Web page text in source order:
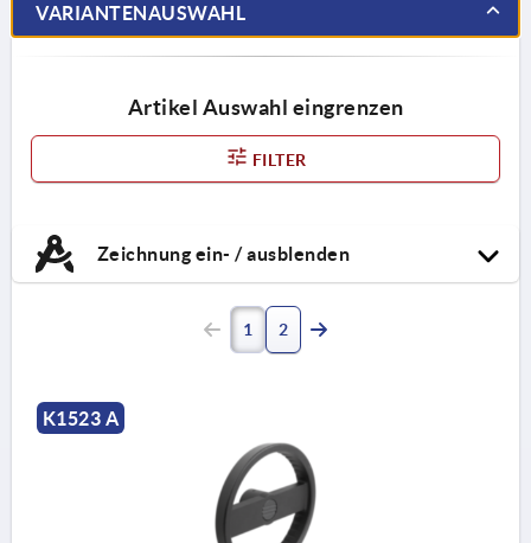
VARIANTENAUSWAHL
Artikel Auswahl eingrenzen
FILTER
Zeichnung ein- / ausblenden
1 2
K1523 A